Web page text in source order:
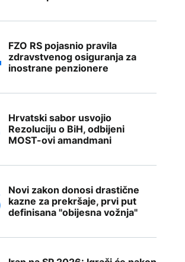
FZO RS pojasnio pravila
zdravstvenog osiguranja za
inostrane penzionere
Hrvatski sabor usvojio
Rezoluciju o BiH, odbijeni
MOST-ovi amandmani
Novi zakon donosi drastične
kazne za prekršaje, prvi put
definisana "obijesna vožnja"